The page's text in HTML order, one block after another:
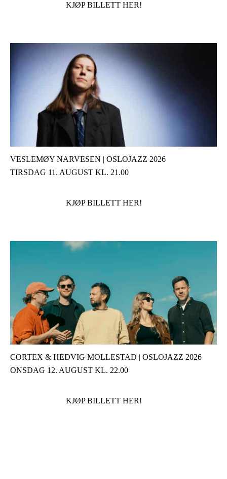
KJØP BILLETT HER!
VESLEMØY NARVESEN | OSLOJAZZ 2026
TIRSDAG 11. AUGUST KL. 21.00
KJØP BILLETT HER!
CORTEX & HEDVIG MOLLESTAD | OSLOJAZZ 2026
ONSDAG 12. AUGUST KL. 22.00
KJØP BILLETT HER!